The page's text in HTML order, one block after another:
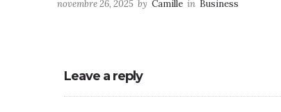
novembre 26, 2025 by Camille in Business
Leave a reply